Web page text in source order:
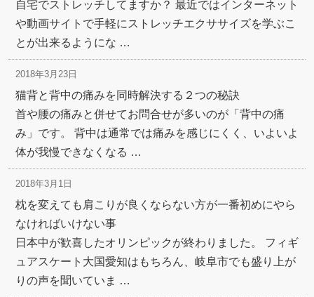
自宅でストレッチしてますか？ 最近ではインターネット
や動画サイトで手軽にストレッチエクササイズを学ぶこ
とが出来るようにな …
2018年3月23日
猫背と背中の痛みを同時解決する２つの秘訣
首や腰の痛みと併せてお問合せが多いのが「背中の痛
み」です。 背中は通常では痛みを感じにくく、いよいよ
体が我慢できなくなる …
2018年3月1日
枕を変えても肩こりが良くならない方が一番初めにやら
なければいけない事
日本中が歓喜したオリンピックが終わりました。 フィギ
ュアスケート大国愛知はもちろん、岐阜市でも盛り上が
りの声を聞いていま …